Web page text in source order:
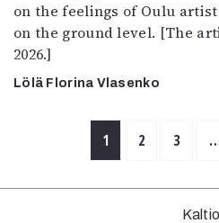
on the feelings of Oulu
on the ground level. [The
2026.]
Lölä Florina Vlasenko
1 2 3
Kaltio